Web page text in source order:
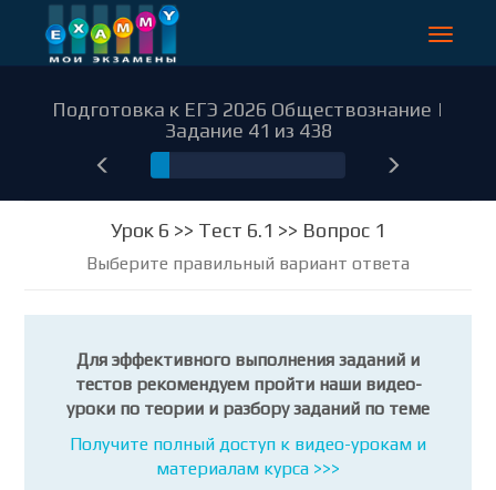
Toggle
Подготовка к ЕГЭ 2026 Обществознание |
Задание 41 из 438
Урок 6 >> Тест 6.1 >> Вопрос 1
Выберите правильный вариант ответа
Для эффективного выполнения заданий и
тестов рекомендуем пройти наши видео-
уроки по теории и разбору заданий по теме
Получите полный доступ к видео-урокам и
материалам курса >>>